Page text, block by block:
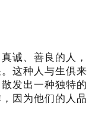
诚、善良的人，
这种人与生俱来
发出一种独特的
因为他们的人品